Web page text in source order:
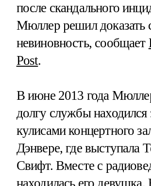
после скандального
Мюллер решил доказать
невиновность, сообщает
Post.
В июне 2013 года
долгу службы находился
кулисами концертного
Дэнвере, где выступала
Свифт. Вместе с
находилась его девушка.